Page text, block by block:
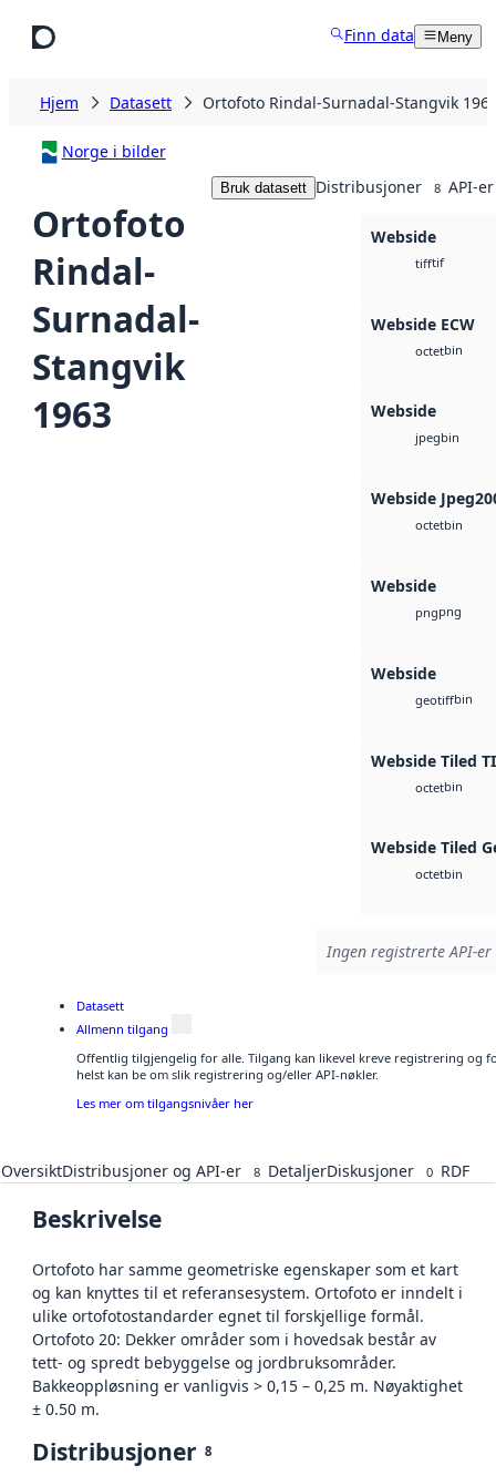
Finn data Meny
Hjem Datasett Ortofoto Rindal-Surnadal-Stangvik
Norge i bilder
Ortofoto
Rindal-
Surnadal-
Stangvik
1963
Bruk datasett Distribusjoner 8 API-er
Webside
tifftif
Webside ECW
octetbin
Webside
jpegbin
Webside
octetbin
Webside
pngpng
Webside
geotiffbin
Webside Tiled
octetbin
Webside Tiled
octetbin
Ingen registrerte API-
Datasett
Allmenn tilgang
Offentlig tilgjengelig for alle. Tilgang kan likevel kreve registrering og
helst kan be om slik registrering og/eller API-nøkler.
Les mer om tilgangsnivåer her
OversiktDistribusjoner og API-er 8 DetaljerDiskusjoner 0 RDF
Beskrivelse
Ortofoto har samme geometriske egenskaper som et kart
og kan knyttes til et referansesystem. Ortofoto er inndelt i
ulike ortofotostandarder egnet til forskjellige formål.
Ortofoto 20: Dekker områder som i hovedsak består av
tett- og spredt bebyggelse og jordbruksområder.
Bakkeoppløsning er vanligvis > 0,15 – 0,25 m. Nøyaktighet
± 0.50 m.
Distribusjoner 8